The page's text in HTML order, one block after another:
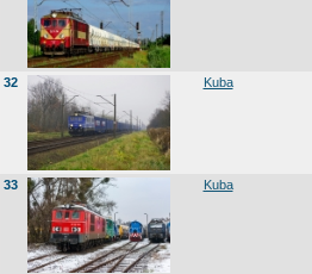
32 Kuba
33 Kuba